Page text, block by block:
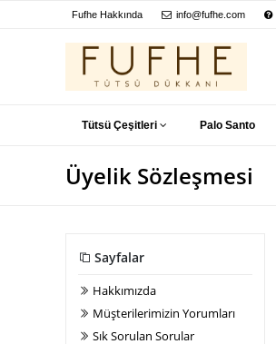
Fufhe Hakkında info@fufhe.com
Tütsü Çeşitleri Palo Santo
Üyelik Sözleşmesi
Sayfalar
Hakkımızda
Müşterilerimizin Yorumları
Sık Sorulan Sorular